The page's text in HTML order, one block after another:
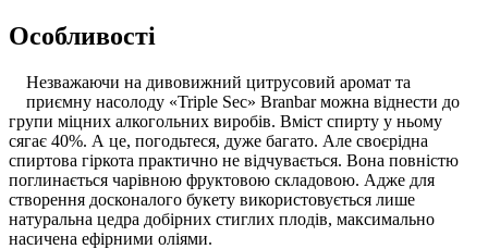
Особливості
Незважаючи на дивовижний цитрусовий аромат та
приємну насолоду «Triple Sec» Branbar можна віднести до
групи міцних алкогольних виробів. Вміст спирту у ньому
сягає 40%. А це, погодьтеся, дуже багато. Але своєрідна
спиртова гіркота практично не відчувається. Вона повністю
поглинається чарівною фруктовою складовою. Адже для
створення досконалого букету використовується лише
натуральна цедра добірних стиглих плодів, максимально
насичена ефірними оліями.